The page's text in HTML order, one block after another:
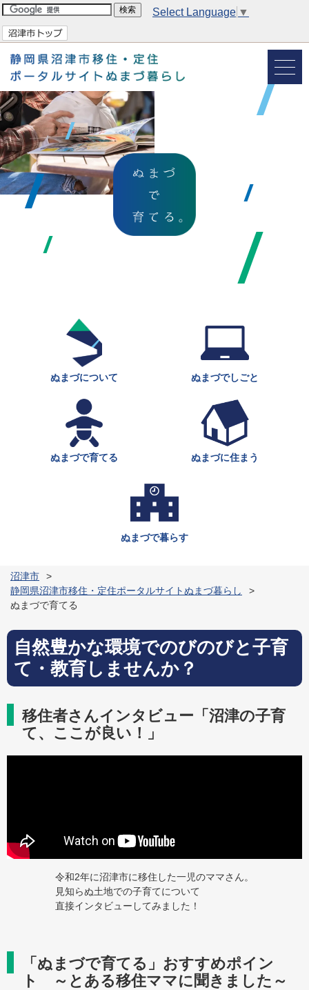
Select Language ▼
ぬまづについて ぬまづでしごと
ぬまづで育てる ぬまづに住まう
ぬまづで暮らす
沼津市
静岡県沼津市移住・定住ポータルサイトぬまづ暮らし
ぬまづで育てる
自然豊かな環境でのびのびと子育
て・教育しませんか？
移住者さんインタビュー「沼津の子育
て、ここが良い！」
令和2年に沼津市に移住した一児のママさん。
見知らぬ土地での子育てについて
直接インタビューしてみました！
「ぬまづで育てる」おすすめポイン
ト ～とある移住ママに聞きました～